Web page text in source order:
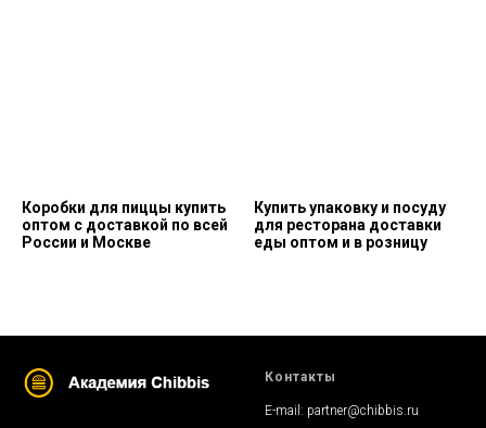
Коробки для пиццы купить
оптом с доставкой по всей
России и Москве
Купить упаковку и посуду
для ресторана доставки
еды оптом и в розницу
Контакты
E-mail: partner@chibbis.ru